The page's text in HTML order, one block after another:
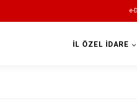
e-
İL ÖZEL İDARE